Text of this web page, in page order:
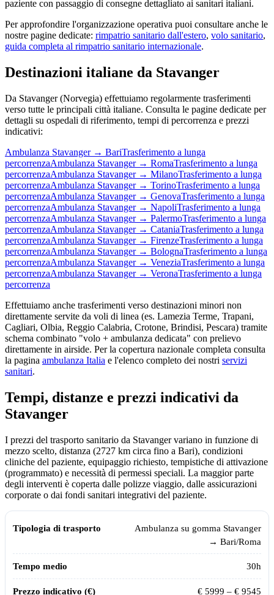
paziente con passaggio di consegne dettagliato ai sanitari italiani.
Per approfondire l'organizzazione operativa puoi consultare anche le
nostre pagine dedicate: rimpatrio sanitario dall'estero, volo sanitario,
guida completa al rimpatrio sanitario internazionale.
Destinazioni italiane da Stavanger
Da Stavanger(Norvegia) effettuiamo regolarmente trasferimenti
verso tutte le principali città italiane. Consulta le pagine dedicate per
dettagli su ospedali di riferimento, tempi di percorrenza e prezzi
indicativi:
Ambulanza Stavanger→ BariTrasferimento a lunga
percorrenzaAmbulanza Stavanger→ RomaTrasferimento a lunga
percorrenzaAmbulanza Stavanger→ MilanoTrasferimento a lunga
percorrenzaAmbulanza Stavanger→ TorinoTrasferimento a lunga
percorrenzaAmbulanza Stavanger→ GenovaTrasferimento a lunga
percorrenzaAmbulanza Stavanger→ NapoliTrasferimento a lunga
percorrenzaAmbulanza Stavanger→ PalermoTrasferimento a lunga
percorrenzaAmbulanza Stavanger→ CataniaTrasferimento a lunga
percorrenzaAmbulanza Stavanger→ FirenzeTrasferimento a lunga
percorrenzaAmbulanza Stavanger→ BolognaTrasferimento a lunga
percorrenzaAmbulanza Stavanger→ VeneziaTrasferimento a lunga
percorrenzaAmbulanza Stavanger→ VeronaTrasferimento a lunga
percorrenza
Effettuiamo anche trasferimenti verso destinazioni minori non
direttamente servite da voli di linea (es. Lamezia Terme, Trapani,
Cagliari, Olbia, Reggio Calabria, Crotone, Brindisi, Pescara) tramite
schema combinato "volo + ambulanza dedicata" con prelievo
direttamente in airside. Per la copertura nazionale completa consulta
la pagina ambulanza Italia e l'elenco completo dei nostri servizi
sanitari.
Tempi, distanze e prezzi indicativi da
Stavanger
I prezzi del trasporto sanitario da Stavangervariano in funzione di
mezzo scelto, distanza (2727 km circa fino a Bari), condizioni
cliniche del paziente, equipaggio richiesto, tempistiche di attivazione
(programmato) e necessità di permessi speciali. La maggior parte
degli interventi è coperta dalle polizze viaggio, dalle assicurazioni
corporate o dai fondi sanitari integrativi del paziente.
Tempi, distanze e prezzi indicativi per il trasporto sanitario da
Tipologia di trasporto
Ambulanza su gomma Stavanger
→ Bari/Roma
30h
€ 5999 – € 9545